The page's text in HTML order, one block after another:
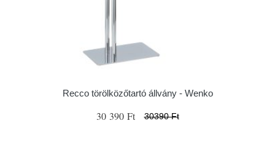
Recco törölközőtartó állvány - Wenko
30 390 Ft 30390 Ft